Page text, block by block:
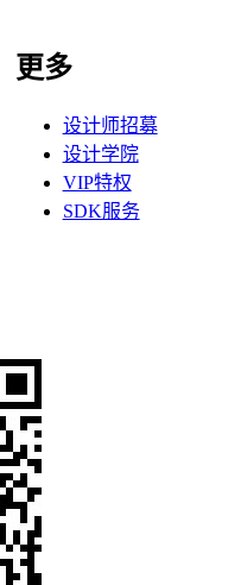
更多
设计师招募
设计学院
VIP特权
SDK服务